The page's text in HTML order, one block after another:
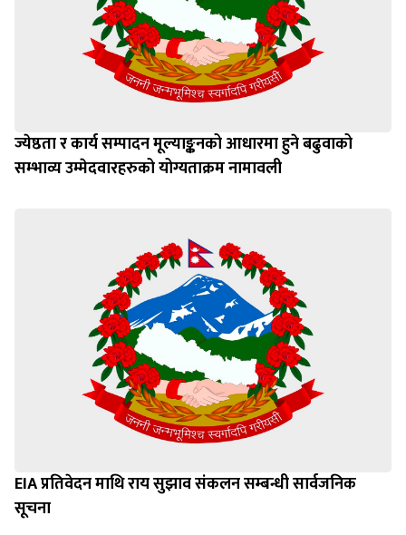
ज्येष्ठता र कार्य सम्पादन मूल्याङ्कनको आधारमा हुने बढुवाको
सम्भाव्य उम्मेदवारहरुको योग्यताक्रम नामावली
EIA प्रतिवेदन माथि राय सुझाव संकलन सम्बन्धी सार्वजनिक
सूचना